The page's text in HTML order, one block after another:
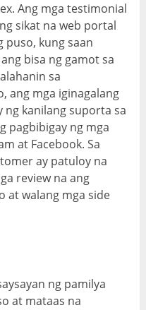
Ang mga testimonial
sikat na web portal
puso, kung saan
bisa ng gamot sa
sa
ang mga iginagalang
ng kanilang suporta sa
pagbibigay ng mga
at Facebook. Sa
ay patuloy na
review na ang
at walang mga side
ng pamilya
at mataas na